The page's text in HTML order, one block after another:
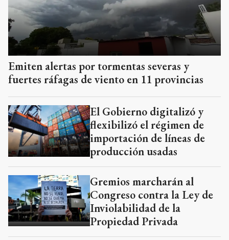
Emiten alertas por tormentas severas y
fuertes ráfagas de viento en 11 provincias
El Gobierno digitalizó y
flexibilizó el régimen de
importación de líneas de
producción usadas
Gremios marcharán al
Congreso contra la Ley de
Inviolabilidad de la
Propiedad Privada